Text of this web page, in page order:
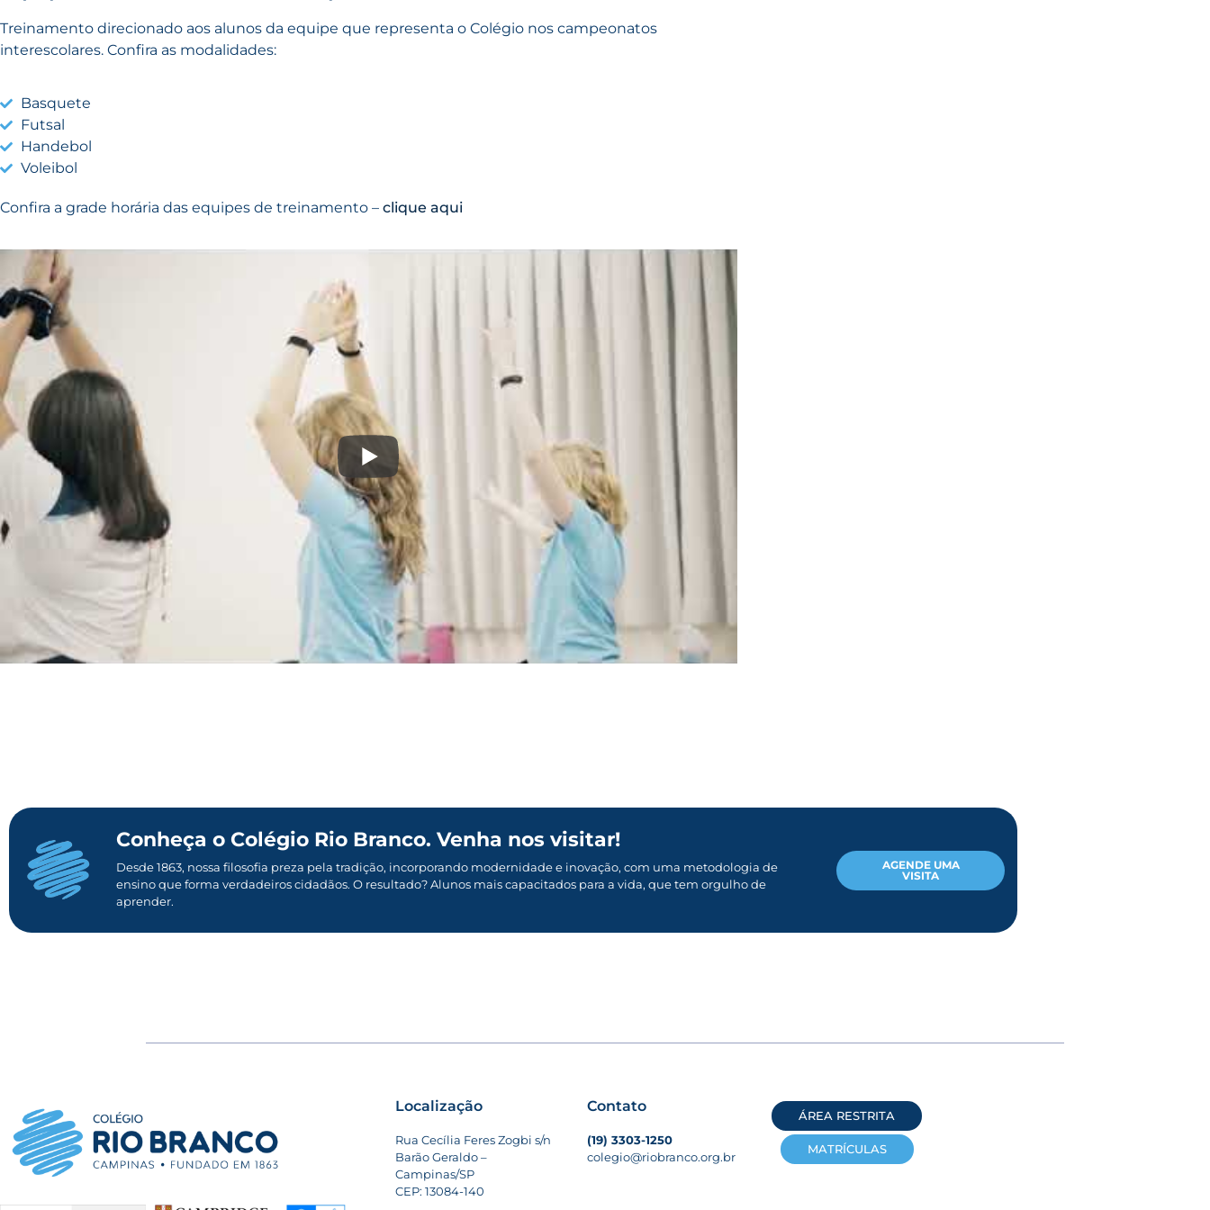
Treinamento direcionado aos alunos da equipe que representa o Colégio nos campeonatos
interescolares. Confira as modalidades:
Basquete
Futsal
Handebol
Voleibol
Confira a grade horária das equipes de treinamento – clique aqui
Conheça o Colégio Rio Branco. Venha nos visitar!
Desde 1863, nossa filosofia preza pela tradição, incorporando modernidade e inovação, com uma metodologia de
ensino que forma verdadeiros cidadãos. O resultado? Alunos mais capacitados para a vida, que tem orgulho de
aprender.
AGENDE UMA
VISITA
Localização
Rua Cecília Feres Zogbi s/n
Barão Geraldo –
Campinas/SP
CEP: 13084-140
Contato
(19) 3303-1250
colegio@riobranco.org.br
ÁREA RESTRITA
MATRÍCULAS